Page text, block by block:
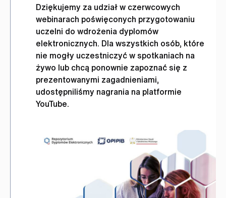
Dziękujemy za udział w czerwcowych
webinarach poświęconych przygotowaniu
uczelni do wdrożenia dyplomów
elektronicznych. Dla wszystkich osób, które
nie mogły uczestniczyć w spotkaniach na
żywo lub chcą ponownie zapoznać się z
prezentowanymi zagadnieniami,
udostępniliśmy nagrania na platformie
YouTube.